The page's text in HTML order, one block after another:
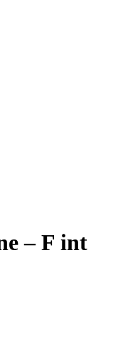
– F int